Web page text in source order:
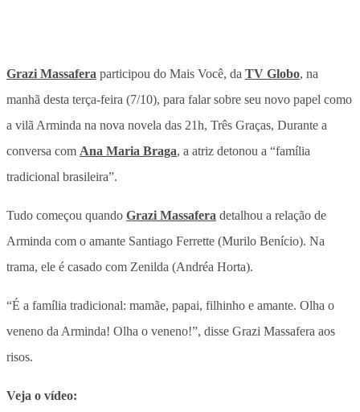
Grazi Massafera participou do Mais Você, da TV Globo, na
manhã desta terça-feira (7/10), para falar sobre seu novo papel como
a vilã Arminda na nova novela das 21h, Três Graças, Durante a
conversa com Ana Maria Braga, a atriz detonou a “família
tradicional brasileira”.
Tudo começou quando Grazi Massafera detalhou a relação de
Arminda com o amante Santiago Ferrette (Murilo Benício). Na
trama, ele é casado com Zenilda (Andréa Horta).
“É a família tradicional: mamãe, papai, filhinho e amante. Olha o
veneno da Arminda! Olha o veneno!”, disse Grazi Massafera aos
risos.
Veja o vídeo: